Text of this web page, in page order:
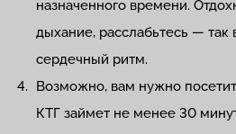
назначенного времени.
дыхание, расслабьтесь — так
сердечный ритм.
Возможно, вам нужно
КТГ займет не менее 30